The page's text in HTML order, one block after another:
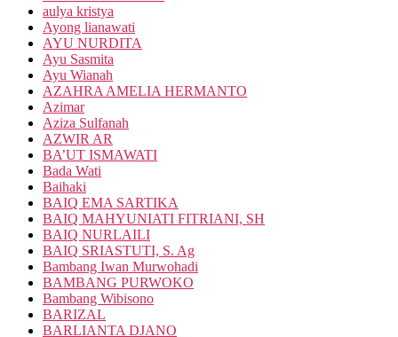
aulya kristya
Ayong lianawati
AYU NURDITA
Ayu Sasmita
Ayu Wianah
AZAHRA AMELIA HERMANTO
Azimar
Aziza Sulfanah
AZWIR AR
BA’UT ISMAWATI
Bada Wati
Baihaki
BAIQ EMA SARTIKA
BAIQ MAHYUNIATI FITRIANI, SH
BAIQ NURLAILI
BAIQ SRIASTUTI, S. Ag
Bambang Iwan Murwohadi
BAMBANG PURWOKO
Bambang Wibisono
BARIZAL
BARLIANTA DJANO